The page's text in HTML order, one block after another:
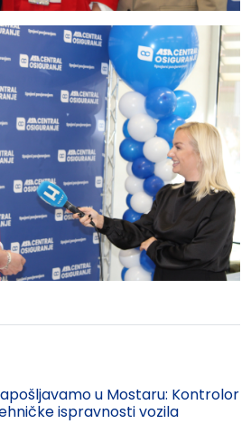
u Mostaru: Kontrolor
ispravnosti vozila